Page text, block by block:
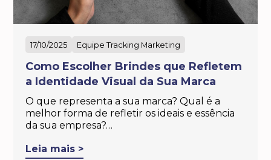
17/10/2025 Equipe Tracking Marketing
Como Escolher Brindes que Refletem
a Identidade Visual da Sua Marca
O que representa a sua marca? Qual é a
melhor forma de refletir os ideais e essência
da sua empresa?…
Leia mais >